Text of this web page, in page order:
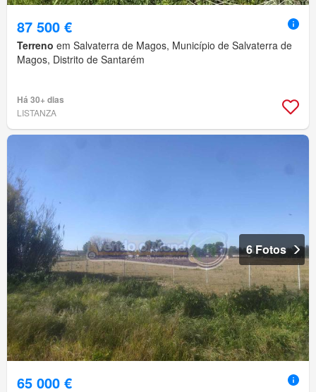
87 500 €
Terreno em Salvaterra de Magos, Município de Salvaterra de
Magos, Distrito de Santarém
Há 30+ dias
LISTANZA
6 Fotos
65 000 €